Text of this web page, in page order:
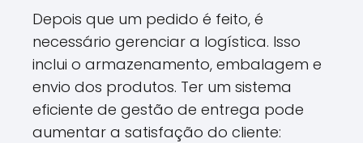
Depois que um pedido é feito, é
necessário gerenciar a logística. Isso
inclui o armazenamento, embalagem e
envio dos produtos. Ter um sistema
eficiente de gestão de entrega pode
aumentar a satisfação do cliente: